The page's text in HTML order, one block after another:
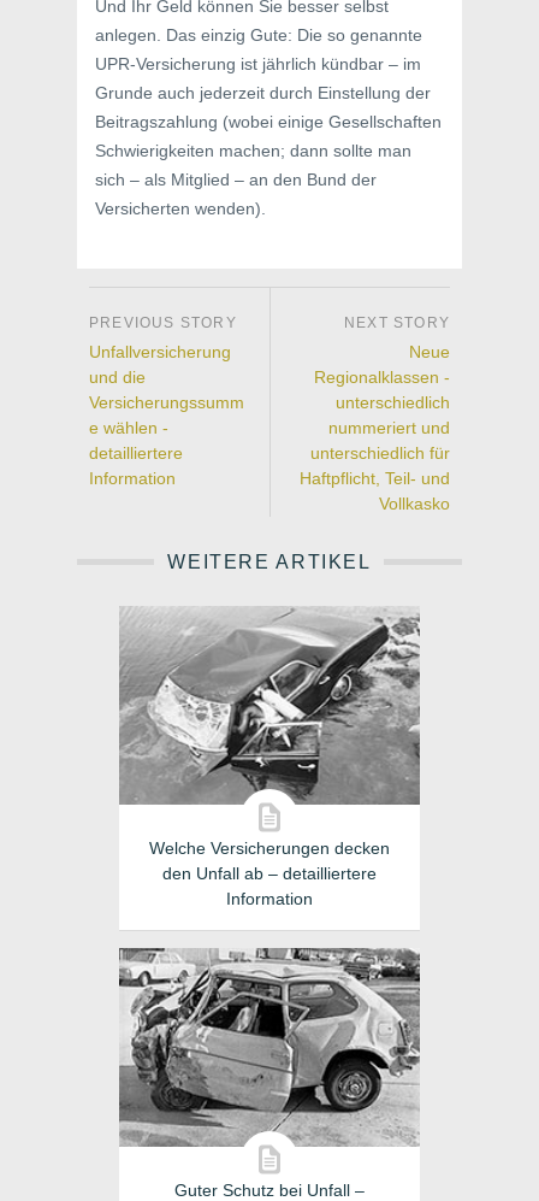
Und Ihr Geld können Sie besser selbst
anlegen. Das einzig Gute: Die so genannte
UPR-Versicherung ist jährlich kündbar – im
Grunde auch jederzeit durch Einstellung der
Beitragszahlung (wobei einige Gesellschaften
Schwierigkeiten machen; dann sollte man
sich – als Mitglied – an den Bund der
Versicherten wenden).
Unfallversicherung
und die
Versicherungssumm
e wählen -
detailliertere
Information
Neue
Regionalklassen -
unterschiedlich
nummeriert und
unterschiedlich für
Haftpflicht, Teil- und
Vollkasko
WEITERE ARTIKEL
Welche Versicherungen decken
den Unfall ab – detailliertere
Information
Guter Schutz bei Unfall –